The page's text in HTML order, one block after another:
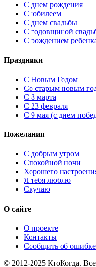
С днем рождения
С юбилеем
С днем свадьбы
С годовщиной
С рождением
Праздники
C Новым Годом
Cо старым новым
С 8 марта
С 23 февраля
С 9 мая (с днем
Пожелания
С добрым утром
Спокойной ночи
Хорошего
Я тебя люблю
Скучаю
О сайте
О проекте
Контакты
Сообщить об ошибке
© 2012-2025 КтоКогда.